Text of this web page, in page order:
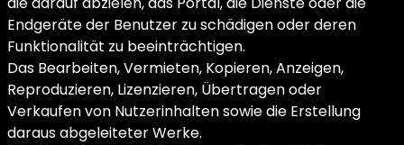
Endgeräte der Benutzer zu schädigen oder deren
Funktionalität zu beeinträchtigen.
Das Bearbeiten, Vermieten, Kopieren, Anzeigen,
Reproduzieren, Lizenzieren, Übertragen oder
Verkaufen von Nutzerinhalten sowie die Erstellung
daraus abgeleiteter Werke.